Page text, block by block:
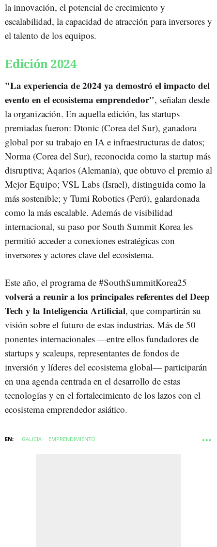
la innovación, el potencial de crecimiento y
escalabilidad, la capacidad de atracción para inversores y
el talento de los equipos.
Edición 2024
"La experiencia de 2024 ya demostró el impacto del
evento en el ecosistema emprendedor", señalan desde
la organización. En aquella edición, las startups
premiadas fueron: Dtonic (Corea del Sur), ganadora
global por su trabajo en IA e infraestructuras de datos;
Norma (Corea del Sur), reconocida como la startup más
disruptiva; Aqarios (Alemania), que obtuvo el premio al
Mejor Equipo; VSL Labs (Israel), distinguida como la
más sostenible; y Tumi Robotics (Perú), galardonada
como la más escalable. Además de visibilidad
internacional, su paso por South Summit Korea les
permitió acceder a conexiones estratégicas con
inversores y actores clave del ecosistema.
Este año, el programa de #SouthSummitKorea25
volverá a reunir a los principales referentes del Deep
Tech y la Inteligencia Artificial, que compartirán su
visión sobre el futuro de estas industrias. Más de 50
ponentes internacionales —entre ellos fundadores de
startups y scaleups, representantes de fondos de
inversión y líderes del ecosistema global— participarán
en una agenda centrada en el desarrollo de estas
tecnologías y en el fortalecimiento de los lazos con el
ecosistema emprendedor asiático.
GALICIA EMPRENDIMIENTO